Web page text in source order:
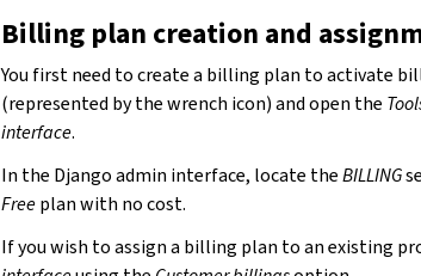
Billing plan creation and
You first need to create a billing plan to activate
(represented by the wrench icon) and open the
interface.
In the Django admin interface, locate theBILLING
Freeplan with no cost.
If you wish to assign a billing plan to an existing